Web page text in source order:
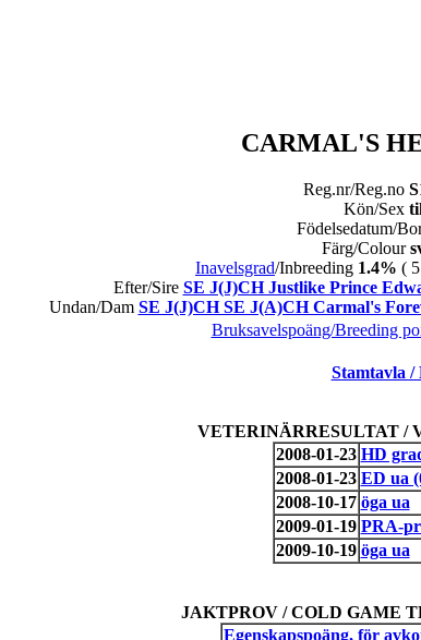
CARMAL'S
Reg.nr/Reg.no
Kön/Sex
Födelsedatum/
Färg/Colour
Inavelsgrad/Inbreeding 1.4% (
Efter/Sire SE J(J)CH Justlike Prince
Undan/Dam SE J(J)CH SE J(A)CH Carmal's
Bruksavelspoäng/Breeding
Stamtavla /
VETERINÄRRESULTAT /
2008-01-23 HD
2008-01-23 ED ua
2008-10-17 öga ua
2009-01-19 PRA-
2009-10-19 öga ua
JAKTPROV / COLD GAME
Egenskapspoäng, för